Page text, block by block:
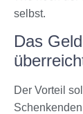
selbst.
Das
Der Vorteil